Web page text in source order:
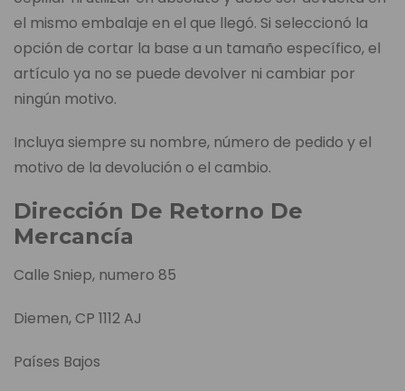
el mismo embalaje en el que llegó. Si seleccionó la
opción de cortar la base a un tamaño específico, el
artículo ya no se puede devolver ni cambiar por
ningún motivo.
Incluya siempre su nombre, número de pedido y el
motivo de la devolución o el cambio.
Dirección De Retorno De
Mercancía
Calle Sniep, numero 85
Diemen, CP 1112 AJ
Países Bajos